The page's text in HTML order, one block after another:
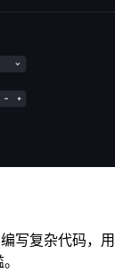
写复杂代码，